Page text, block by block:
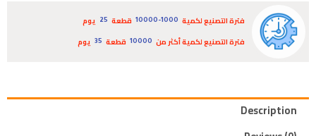
فترة التصنيع لكمية 10000-1000 قطعة 25
يوم
فترة التصنيع لكمية أكثر من
10000 قطعة 35 يوم
Description